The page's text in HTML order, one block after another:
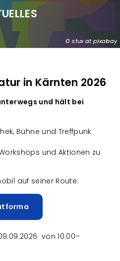
stux at pixabay
in Kärnten 2026
und hält bei
Bühne und Treffpunk
und Aktionen zu
auf seiner Route:
von 10.00–